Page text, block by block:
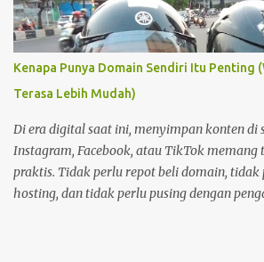
Kenapa Punya Domain Sendiri Itu Penting
Terasa Lebih Mudah)
Di era digital saat ini, menyimpan konten di
Instagram, Facebook, atau TikTok memang
praktis. Tidak perlu repot beli domain,
hosting, dan tidak perlu pusing dengan